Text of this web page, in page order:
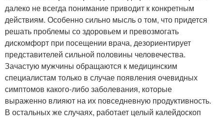
далеко не всегда понимание приводит к конкретным
действиям. Особенно сильно мысль о том, что придется
решать проблемы со здоровьем и превозмогать
дискомфорт при посещении врача, дезориентирует
представителей сильной половины человечества.
Зачастую мужчины обращаются к медицинским
специалистам только в случае появления очевидных
симптомов какого-либо заболевания, которые
выраженно влияют на их повседневную продуктивность.
В остальных же случаях, работает целый калейдоскоп